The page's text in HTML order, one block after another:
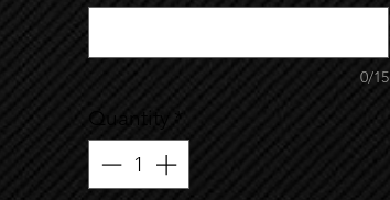
0/15
Quantity *